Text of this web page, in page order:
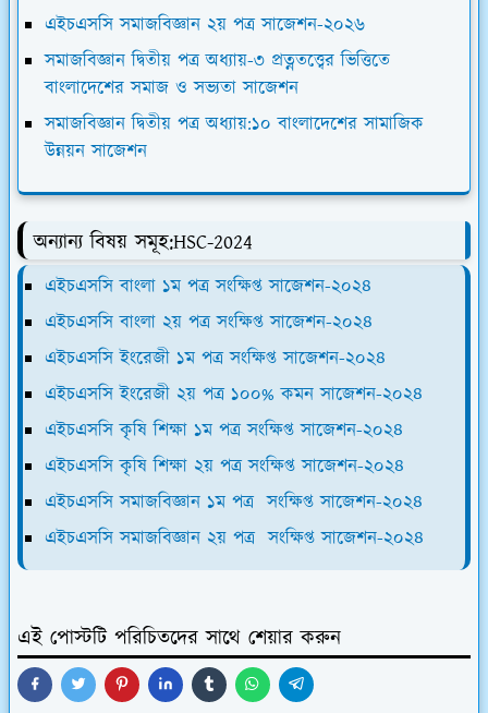
এইচএসসি সমাজবিজ্ঞান ২য় পত্র সাজেশন-২০২৬
সমাজবিজ্ঞান দ্বিতীয় পত্র অধ্যায়-৩ প্রত্নতত্ত্বের ভিত্তিতে
বাংলাদেশের সমাজ ও সভ্যতা সাজেশন
সমাজবিজ্ঞান দ্বিতীয় পত্র অধ্যায়:১০ বাংলাদেশের সামাজিক
উন্নয়ন সাজেশন
অন্যান্য বিষয় সমূহ:HSC-2024
এইচএসসি বাংলা ১ম পত্র সংক্ষিপ্ত সাজেশন-২০২৪
এইচএসসি বাংলা ২য় পত্র সংক্ষিপ্ত সাজেশন-২০২৪
এইচএসসি ইংরেজী ১ম পত্র সংক্ষিপ্ত সাজেশন-২০২৪
এইচএসসি ইংরেজী ২য় পত্র ১০০% কমন সাজেশন-২০২৪
এইচএসসি কৃষি শিক্ষা ১ম পত্র সংক্ষিপ্ত সাজেশন-২০২৪
এইচএসসি কৃষি শিক্ষা ২য় পত্র সংক্ষিপ্ত সাজেশন-২০২৪
এইচএসসি সমাজবিজ্ঞান ১ম পত্র সংক্ষিপ্ত সাজেশন-২০২৪
এইচএসসি সমাজবিজ্ঞান ২য় পত্র সংক্ষিপ্ত সাজেশন-২০২৪
এই পোস্টটি পরিচিতদের সাথে শেয়ার করুন